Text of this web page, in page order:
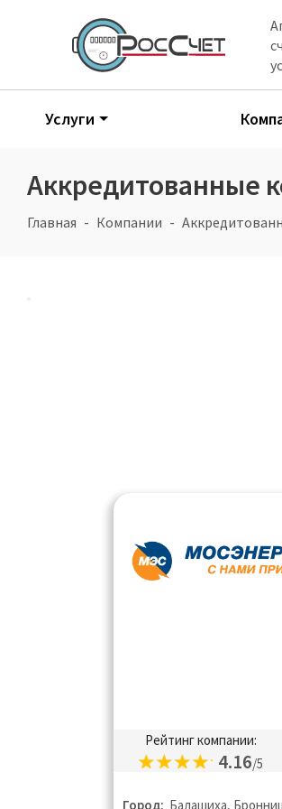
Услуги
Аккредитованные
Главная Компании
Рейтинг компании:
4.16/5
Город: Балашиха,